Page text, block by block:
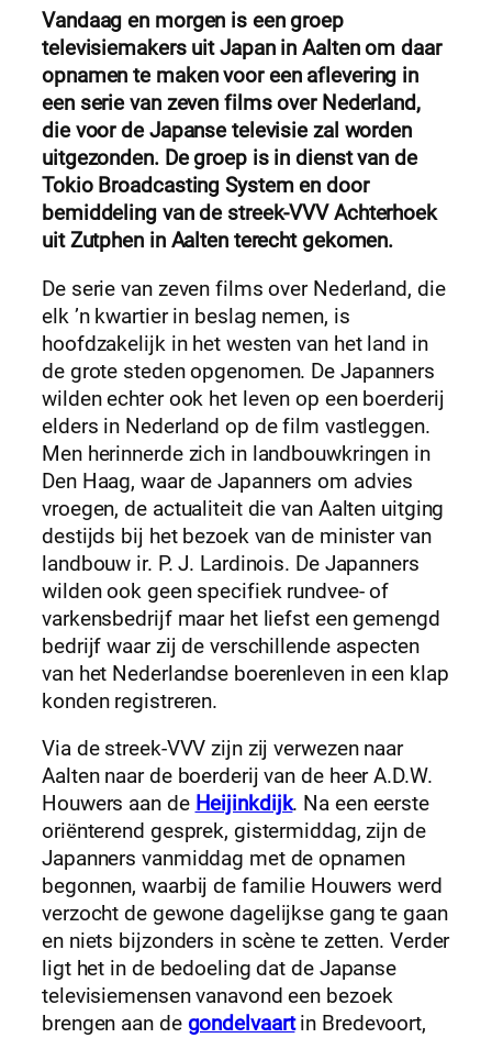
Vandaag en morgen is een groep
televisiemakers uit Japan in Aalten om daar
opnamen te maken voor een aflevering in
een serie van zeven films over Nederland,
die voor de Japanse televisie zal worden
uitgezonden. De groep is in dienst van de
Tokio Broadcasting System en door
bemiddeling van de streek-VVV Achterhoek
uit Zutphen in Aalten terecht gekomen.
De serie van zeven films over Nederland, die
elk ’n kwartier in beslag nemen, is
hoofdzakelijk in het westen van het land in
de grote steden opgenomen. De Japanners
wilden echter ook het leven op een boerderij
elders in Nederland op de film vastleggen.
Men herinnerde zich in landbouwkringen in
Den Haag, waar de Japanners om advies
vroegen, de actualiteit die van Aalten uitging
destijds bij het bezoek van de minister van
landbouw ir. P. J. Lardinois. De Japanners
wilden ook geen specifiek rundvee- of
varkensbedrijf maar het liefst een gemengd
bedrijf waar zij de verschillende aspecten
van het Nederlandse boerenleven in een klap
konden registreren.
Via de streek-VVV zijn zij verwezen naar
Aalten naar de boerderij van de heer A.D.W.
Houwers aan de Heijinkdijk. Na een eerste
oriënterend gesprek, gistermiddag, zijn de
Japanners vanmiddag met de opnamen
begonnen, waarbij de familie Houwers werd
verzocht de gewone dagelijkse gang te gaan
en niets bijzonders in scène te zetten. Verder
ligt het in de bedoeling dat de Japanse
televisiemensen vanavond een bezoek
brengen aan de gondelvaartin Bredevoort,